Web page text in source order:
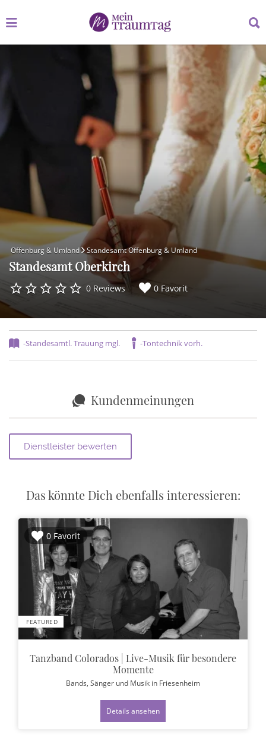
nach:
nach:
Offenburg & Umland Standesamt Offenburg & Umland
Standesamt Oberkirch
0 Reviews 0 Favorit
-Standesamtl. Trauung mgl. -Tontechnik vorh.
Kundenmeinungen
Das könnte Dich ebenfalls interessieren:
0 Favorit
FEATURED
Tanzband Colorados | Live-Musik für besondere
Momente
Bands, Sänger und Musik in Friesenheim
Details ansehen